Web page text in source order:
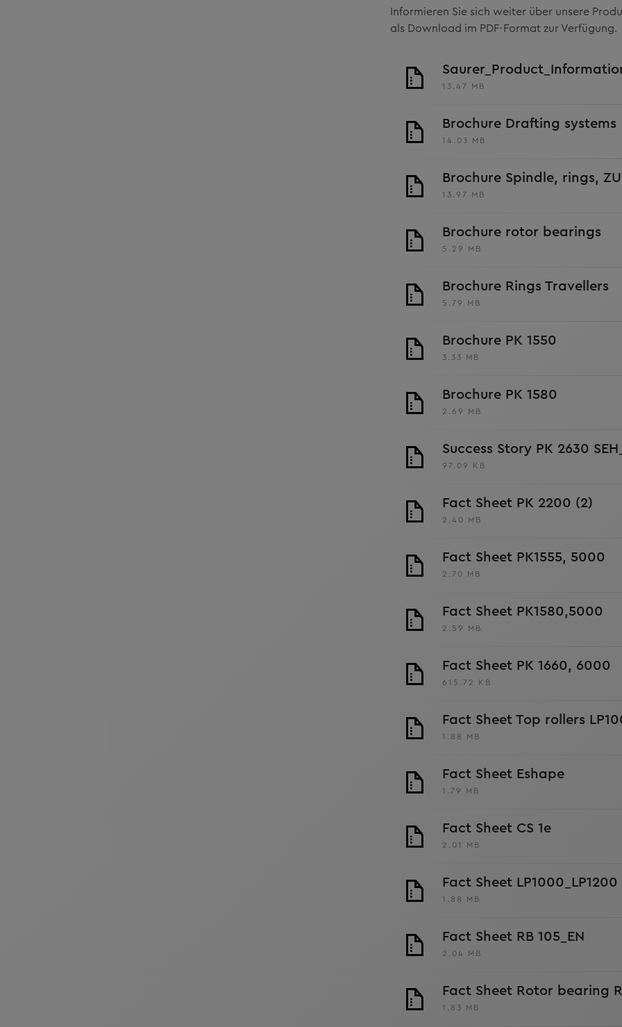
Informieren Sie sich weiter über unsere
als Download im PDF-Format zur Verfügung.
13.47 MB
Brochure Drafting systems
14.03 MB
Brochure Spindle, rings,
13.97 MB
Brochure rotor bearings
5.29 MB
Brochure Rings Travellers
5.79 MB
Brochure PK 1550
3.33 MB
Brochure PK 1580
2.69 MB
Success Story PK 2630
97.09 KB
Fact Sheet PK 2200 (2)
2.40 MB
Fact Sheet PK1555, 5000
2.70 MB
Fact Sheet PK1580,5000
2.59 MB
Fact Sheet PK 1660, 6000
615.72 KB
Fact Sheet Top rollers
1.88 MB
Fact Sheet Eshape
1.79 MB
Fact Sheet CS 1e
2.01 MB
Fact Sheet LP1000_LP1200
1.88 MB
Fact Sheet RB 105_EN
2.04 MB
Fact Sheet Rotor bearing
1.83 MB